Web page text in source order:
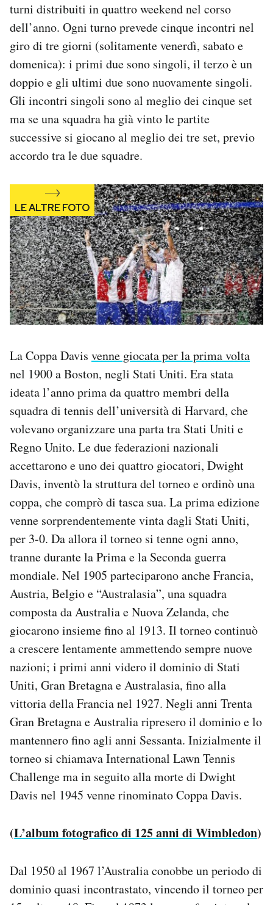
turni distribuiti in quattro weekend nel corso
dell’anno. Ogni turno prevede cinque incontri nel
giro di tre giorni (solitamente venerdì, sabato e
domenica): i primi due sono singoli, il terzo è un
doppio e gli ultimi due sono nuovamente singoli.
Gli incontri singoli sono al meglio dei cinque set
ma se una squadra ha già vinto le partite
successive si giocano al meglio dei tre set, previo
accordo tra le due squadre.
La Coppa Davis venne giocata per la prima volta
nel 1900 a Boston, negli Stati Uniti. Era stata
ideata l’anno prima da quattro membri della
squadra di tennis dell’università di Harvard, che
volevano organizzare una parta tra Stati Uniti e
Regno Unito. Le due federazioni nazionali
accettarono e uno dei quattro giocatori, Dwight
Davis, inventò la struttura del torneo e ordinò una
coppa, che comprò di tasca sua. La prima edizione
venne sorprendentemente vinta dagli Stati Uniti,
per 3-0. Da allora il torneo si tenne ogni anno,
tranne durante la Prima e la Seconda guerra
mondiale. Nel 1905 parteciparono anche Francia,
Austria, Belgio e “Australasia”, una squadra
composta da Australia e Nuova Zelanda, che
giocarono insieme fino al 1913. Il torneo continuò
a crescere lentamente ammettendo sempre nuove
nazioni; i primi anni videro il dominio di Stati
Uniti, Gran Bretagna e Australasia, fino alla
vittoria della Francia nel 1927. Negli anni Trenta
Gran Bretagna e Australia ripresero il dominio e lo
mantennero fino agli anni Sessanta. Inizialmente il
torneo si chiamava International Lawn Tennis
Challenge ma in seguito alla morte di Dwight
Davis nel 1945 venne rinominato Coppa Davis.
(L’album fotografico di 125 anni di Wimbledon)
Dal 1950 al 1967 l’Australia conobbe un periodo di
dominio quasi incontrastato, vincendo il torneo per